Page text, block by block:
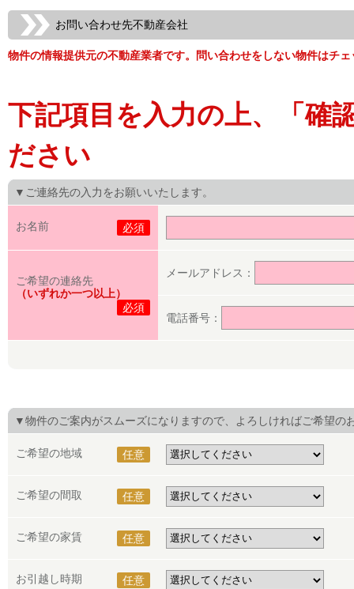
お問い合わせ先不動産会社
物件の情報提供元の不動産業者です。問い合わせをしない物件はチ
下記項目を入力の上、「確
ださい
▼ご連絡先の入力をお願いいたします。
お名前 必須
ご希望の連絡先
（いずれか一つ以上）
必須
メールアドレス：
電話番号：
▼物件のご案内がスムーズになりますので、よろしければご希望の
ご希望の地域 任意
ご希望の間取 任意
ご希望の家賃 任意
お引越し時期 任意